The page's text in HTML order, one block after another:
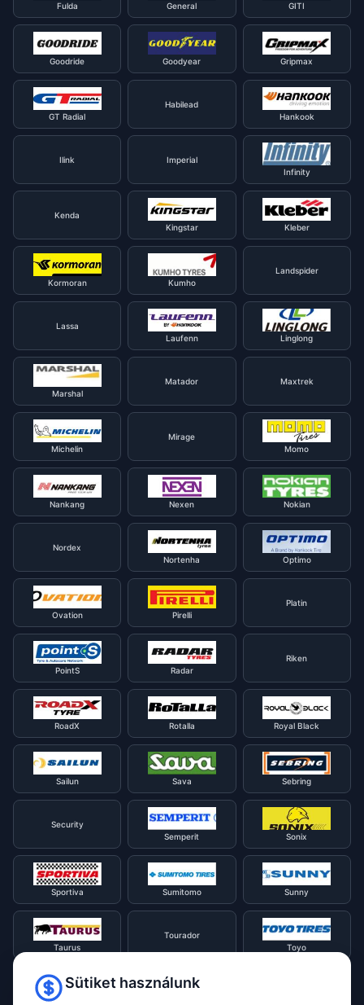
Fulda General GITI
Goodride Goodyear Gripmax
GT Radial
Habilead
Hankook
Ilink
Imperial
Infinity
Kenda
Kingstar
Kleber
Kormoran Kumho
Landspider
Lassa
Laufenn
Linglong
Marshal
Matador Maxtrek
Michelin
Mirage
Momo
Nankang Nexen Nokian
Nordex
Nortenha
Optimo
Ovation Pirelli
Platin
PointS Radar
Riken
RoadX Rotalla Royal Black
Sailun Sava Sebring
Security
Semperit
Sonix
Sportiva Sumitomo Sunny
Taurus
Tourador
Toyo
TracmaxSütiket használunk